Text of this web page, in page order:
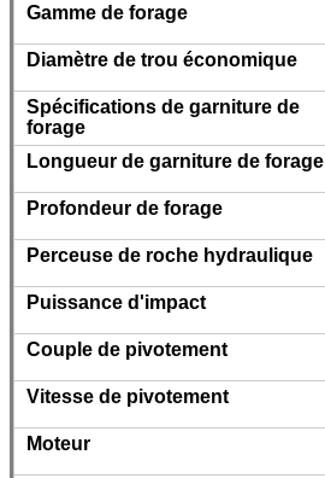
Gamme de forage
Diamètre de trou économique
Spécifications de garniture de
forage
Longueur de garniture de forage
Profondeur de forage
Perceuse de roche hydraulique
Puissance d'impact
Couple de pivotement
Vitesse de pivotement
Moteur